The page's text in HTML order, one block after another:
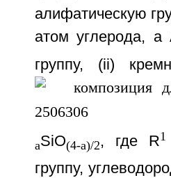
алифатическую
атом углерода, а
группу, (ii)
aSiO(4-a)/2, где R1
группу,